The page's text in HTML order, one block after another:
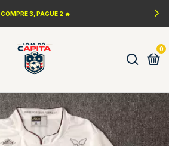
COMPRE 3, PAGUE 2 🔥
0